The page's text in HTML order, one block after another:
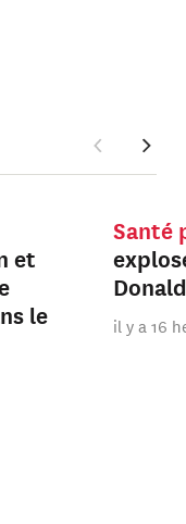
et
le
Santé
il y a 16